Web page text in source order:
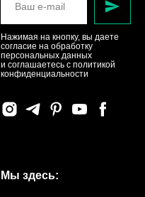
Нажимая на кнопку, вы даете
согласие на обработку
персональных данных
и соглашаетесь c политикой
конфиденциальности
Мы здесь: